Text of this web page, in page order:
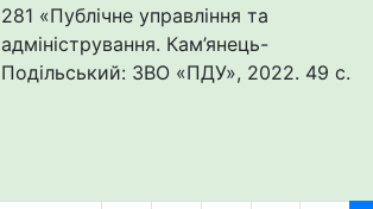
281 «Публічне управління та
адміністрування. Кам’янець-
Подільський: ЗВО «ПДУ», 2022. 49 с.